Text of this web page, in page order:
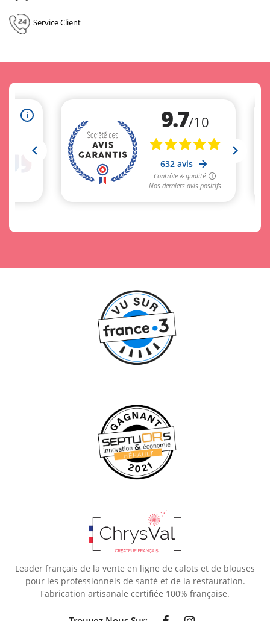
Service Client
Leader français de la vente en ligne de calots et de blouses
pour les professionnels de santé et de la restauration.
Fabrication artisanale certifiée 100% française.